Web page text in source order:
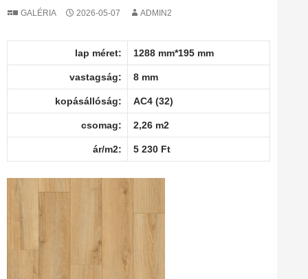
GALÉRIA 2026-05-07 ADMIN2
lap méret: 1288 mm*195 mm
vastagság: 8 mm
kopásállóság: AC4 (32)
csomag: 2,26 m2
ár/m2: 5 230 Ft